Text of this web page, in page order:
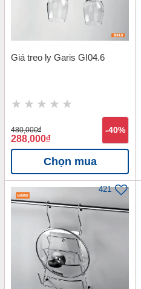
Giá treo ly Garis GI04.6
480,000đ
288,000đ
-40%
Chọn mua
421